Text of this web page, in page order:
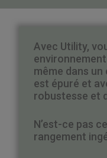
Avec Utility,
même dans un
est épuré et
robustesse et
N’est-ce pas
rangement